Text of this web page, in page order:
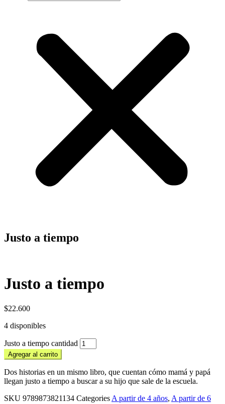
Justo a tiempo
Justo a tiempo
$22.600
4 disponibles
Justo a tiempo cantidad
Agregar al carrito
Dos historias en un mismo libro, que cuentan cómo mamá y papá
llegan justo a tiempo a buscar a su hijo que sale de la escuela.
SKU 9789873821134 Categories A partir de 4 años, A partir de 6